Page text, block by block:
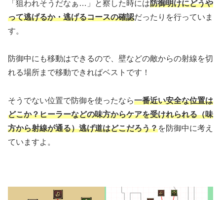
「狙われそうだなぁ…」と察した時には防御明けにどうや
って逃げるか・逃げるコースの確認だったりを行っていま
す。
防御中にも移動はできるので、壁などの敵からの射線を切
れる場所まで移動できればベストです！
そうでない位置で防御を使ったなら一番近い安全な位置は
どこか？ヒーラーなどの味方からケアを受けれられる（味
方から射線が通る）逃げ道はどこだろう？を防御中に考え
ていますよ。